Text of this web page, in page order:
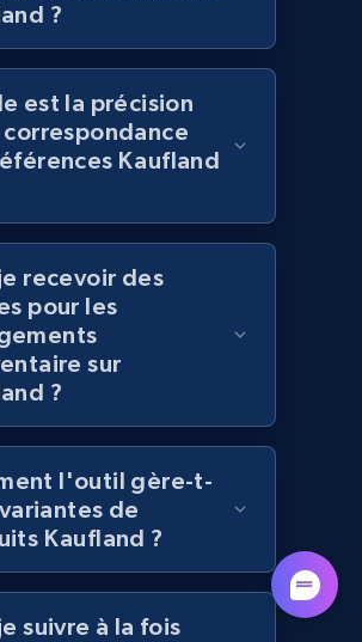
- Discover products by
or brand URL
Reviews, Initial price, Final
Stock, and more.
165+
- Discover products by
Reviews, Initial price, Final
Stock, and more.
?
est la précision
correspondance
Kaufland
recevoir des
pour les
sur
?
l'outil gère-t-
de
Kaufland ?
suivre à la fois